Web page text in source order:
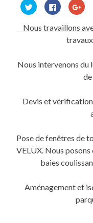
Cliquez
pour
partager
Twitter(ouvre
Cliquez
pour
partager
sur
dans
une
pour
Nous travaillons
Nous intervenons du
Devis et
Pose de fenêtres de
VELUX. Nous
baies
Aménagement et